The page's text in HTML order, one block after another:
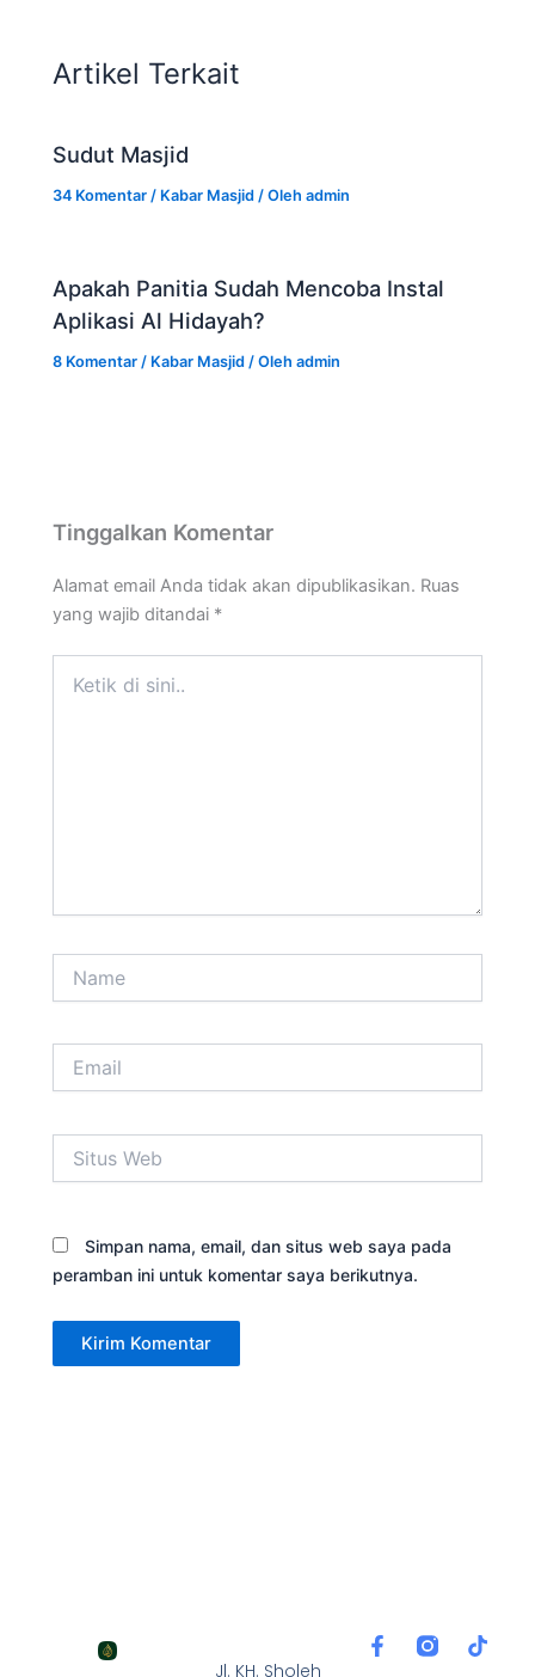
Artikel Terkait
Sudut Masjid
34 Komentar / Kabar Masjid / Olehadmin
Apakah Panitia Sudah Mencoba Instal
Aplikasi Al Hidayah?
8 Komentar / Kabar Masjid / Olehadmin
Tinggalkan Komentar
Alamat email Anda tidak akan dipublikasikan. Ruas
yang wajib ditandai *
Web
Simpan nama, email, dan situs web saya pada
peramban ini untuk komentar saya berikutnya.
Jl. KH. Sholeh
F
T